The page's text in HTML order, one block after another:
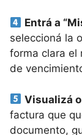
Entrá a
seleccioná la
forma clara el
de
Visualizá
factura que
documento,